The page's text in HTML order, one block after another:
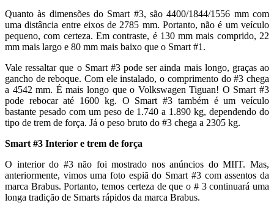
Quanto às dimensões do Smart #3, são 4400/1844/1556 mm com
uma distância entre eixos de 2785 mm. Portanto, não é um veículo
pequeno, com certeza. Em contraste, é 130 mm mais comprido, 22
mm mais largo e 80 mm mais baixo que o Smart #1.
Vale ressaltar que o Smart #3 pode ser ainda mais longo, graças ao
gancho de reboque. Com ele instalado, o comprimento do #3 chega
a 4542 mm. É mais longo que o Volkswagen Tiguan! O Smart #3
pode rebocar até 1600 kg. O Smart #3 também é um veículo
bastante pesado com um peso de 1.740 a 1.890 kg, dependendo do
tipo de trem de força. Já o peso bruto do #3 chega a 2305 kg.
Smart #3 Interior e trem de força
O interior do #3 não foi mostrado nos anúncios do MIIT. Mas,
anteriormente, vimos uma foto espiã do Smart #3 com assentos da
marca Brabus. Portanto, temos certeza de que o # 3 continuará uma
longa tradição de Smarts rápidos da marca Brabus.